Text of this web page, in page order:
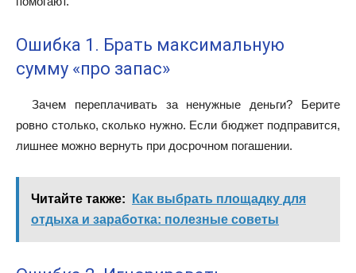
Ошибка 1. Брать максимальную
сумму «про запас»
Зачем переплачивать за ненужные деньги? Берите
ровно столько, сколько нужно. Если бюджет подправится,
лишнее можно вернуть при досрочном погашении.
Читайте также:
Как выбрать площадку для
отдыха и заработка: полезные советы